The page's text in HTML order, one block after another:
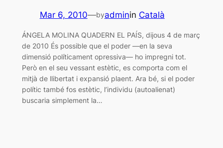
Mar 6, 2010—byadminin Català
ÁNGELA MOLINA QUADERN EL PAÍS, dijous 4 de març
de 2010 És possible que el poder —en la seva
dimensió políticament opressiva— ho impregni tot.
Però en el seu vessant estètic, es comporta com el
mitjà de llibertat i expansió plaent. Ara bé, si el poder
polític també fos estètic, l’individu (autoalienat)
buscaria simplement la…